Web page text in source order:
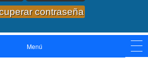
contraseña
Menú